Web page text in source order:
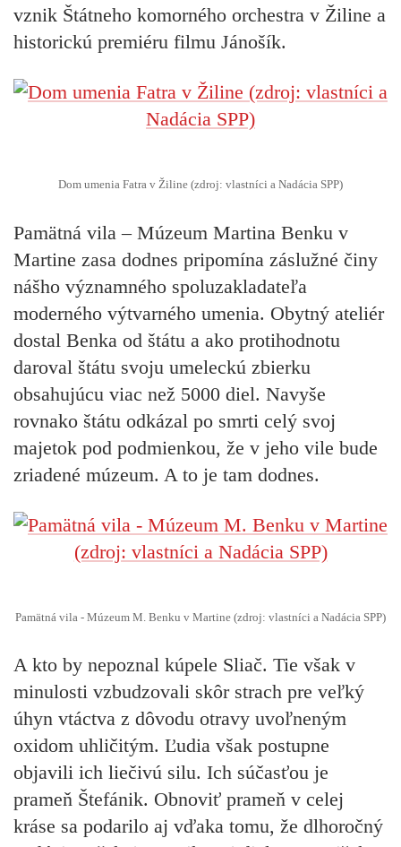
vznik Štátneho komorného orchestra v Žiline a
historickú premiéru filmu Jánošík.
Dom umenia Fatra v Žiline (zdroj: vlastníci a Nadácia SPP)
Pamätná vila – Múzeum Martina Benku v
Martine zasa dodnes pripomína záslužné činy
nášho významného spoluzakladateľa
moderného výtvarného umenia. Obytný ateliér
dostal Benka od štátu a ako protihodnotu
daroval štátu svoju umeleckú zbierku
obsahujúcu viac než 5000 diel. Navyše
rovnako štátu odkázal po smrti celý svoj
majetok pod podmienkou, že v jeho vile bude
zriadené múzeum. A to je tam dodnes.
Pamätná vila - Múzeum M. Benku v Martine (zdroj: vlastníci a Nadácia SPP)
A kto by nepoznal kúpele Sliač. Tie však v
minulosti vzbudzovali skôr strach pre veľký
úhyn vtáctva z dôvodu otravy uvoľneným
oxidom uhličitým. Ľudia však postupne
objavili ich liečivú silu. Ich súčasťou je
prameň Štefánik. Obnoviť prameň v celej
kráse sa podarilo aj vďaka tomu, že dlhoročný